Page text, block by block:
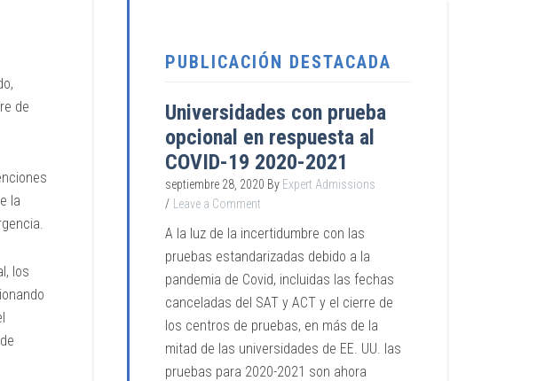
de
la
los
PUBLICACIÓN DESTACADA
Universidades con prueba
opcional en respuesta al
COVID-19 2020-2021
septiembre 28, 2020 By Expert Admissions
Leave a Comment
A la luz de la incertidumbre con las
pruebas estandarizadas debido a la
pandemia de Covid, incluidas las fechas
canceladas del SAT y ACT y el cierre de
los centros de pruebas, en más de la
mitad de las universidades de EE. UU. las
pruebas para 2020-2021 son ahora